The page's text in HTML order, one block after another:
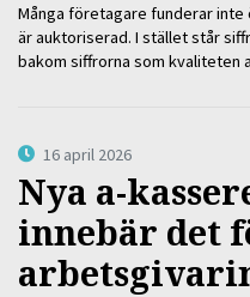
Många företagare funderar
är auktoriserad. I stället står
bakom siffrorna som kvaliteten
16 april 2026
Nya a-
innebär det